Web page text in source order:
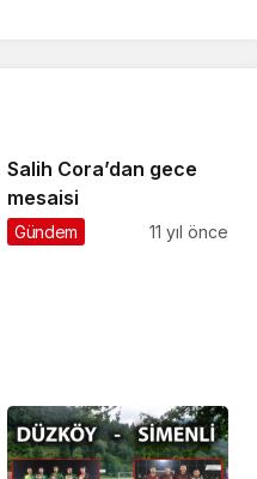
Salih Cora’dan gece
mesaisi
Gündem 11 yıl önce